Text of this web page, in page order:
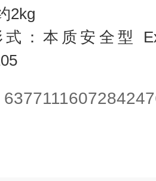
2kg
：本质安全型